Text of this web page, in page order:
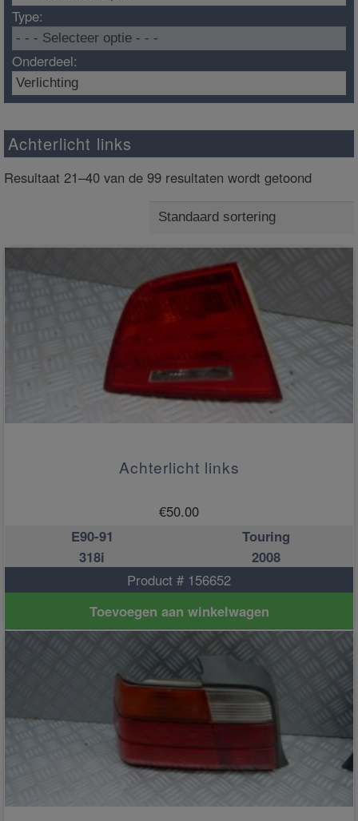
Type:
Onderdeel:
Achterlicht links
Resultaat 21–40 van de 99 resultaten wordt getoond
Achterlicht links
€50.00
E90-91
Touring
318i
2008
Product # 156652
Toevoegen aan winkelwagen